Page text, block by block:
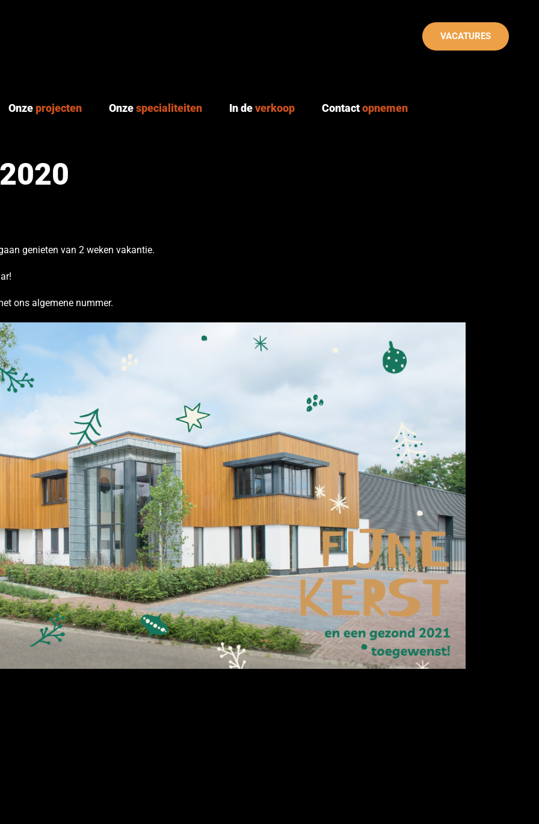
VACATURES
Onzeprojecten Onzespecialiteiten In deverkoop Contactopnemen
genieten van 2 weken vakantie.
ons algemene nummer.